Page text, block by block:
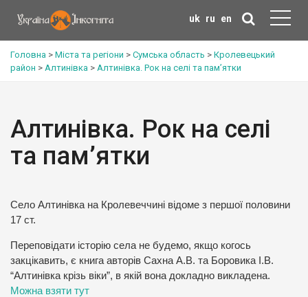
uk ru en
Головна > Міста та регіони > Сумська область > Кролевецький
район > Алтинівка > Алтинівка. Рок на селі та пам’ятки
Алтинівка. Рок на селі
та пам’ятки
Село Алтинівка на Кролевеччині відоме з першої половини
17 ст.
Переповідати історію села не будемо, якщо когось
закцікавить, є книга авторів Сахна А.В. та Боровика І.В.
“Алтинівка крізь віки”, в якій вона докладно викладена.
Можна взяти тут